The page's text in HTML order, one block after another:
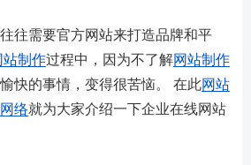
往需要官方网站来打造品牌和平
站制作过程中，因为不了解网站制作
快的事情，变得很苦恼。 在此网站
络就为大家介绍一下企业在线网站